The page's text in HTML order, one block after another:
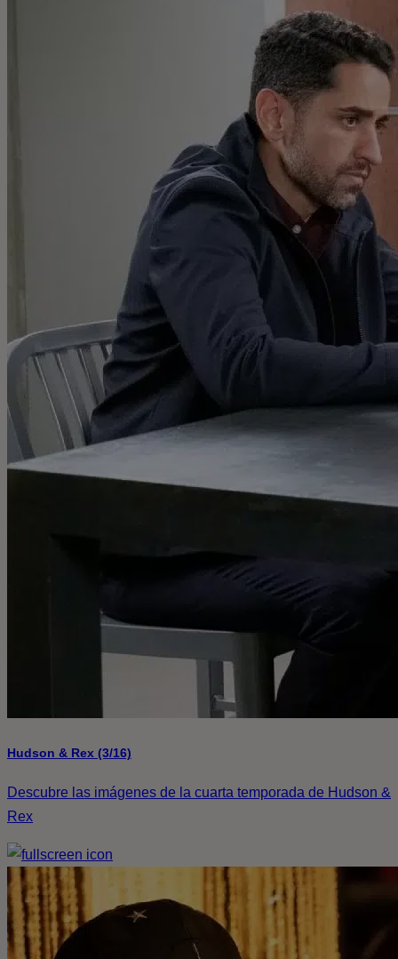
Hudson & Rex (3/16)
Descubre las imágenes de la cuarta temporada de Hudson &
Rex